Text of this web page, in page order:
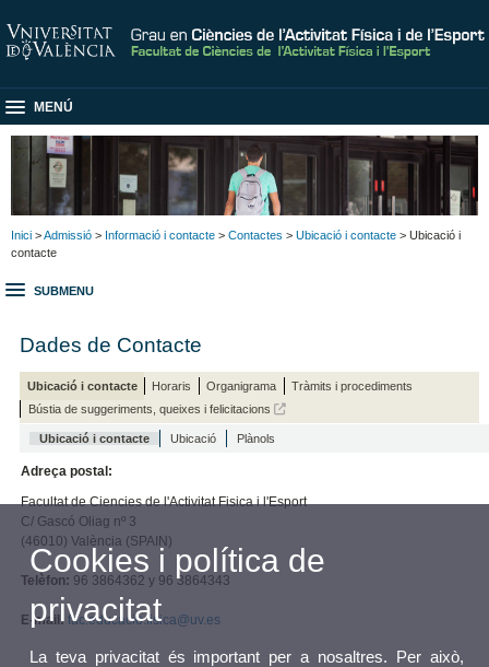
MENÚ
Inici >Admissió > Informació i contacte > Contactes > Ubicació i contacte > Ubicació i
contacte
SUBMENU
Dades de Contacte
Ubicació i contacte Horaris Organigrama
Tràmits i procediments
Bústia de suggeriments, queixes i felicitacions
Ubicació i contacte Ubicació Plànols
Adreça postal:
Facultat de Ciencies de l'Activitat Fisica i l'Esport
C/ Gascó Oliag nº 3
(46010) València (SPAIN)
Telèfon: 96 3864362 y 96 3864343
E-mail: fac.educacio.fisica@uv.es
Cookies i política de
privacitat
La teva privacitat és important per a nosaltres. Per això,